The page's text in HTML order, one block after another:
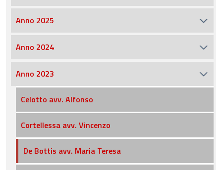
Anno 2025
Anno 2024
Anno 2023
Celotto avv. Alfonso
Cortellessa avv. Vincenzo
De Bottis avv. Maria Teresa